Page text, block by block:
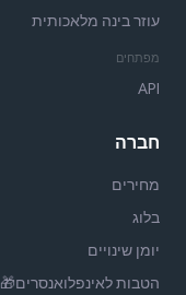
עוזר בינה מלאכותית
מפתחים
API
חברה
מחירים
בלוג
יומן שינויים
הטבות לאינפלואנסרים🎁